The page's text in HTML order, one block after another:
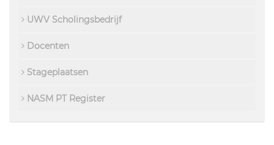
UWV Scholingsbedrijf
Docenten
Stageplaatsen
NASM PT Register